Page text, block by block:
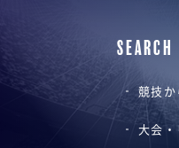
SEARCH
競技か
大会